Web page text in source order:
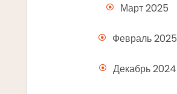
Март 2025
Февраль 2025
Декабрь 2024